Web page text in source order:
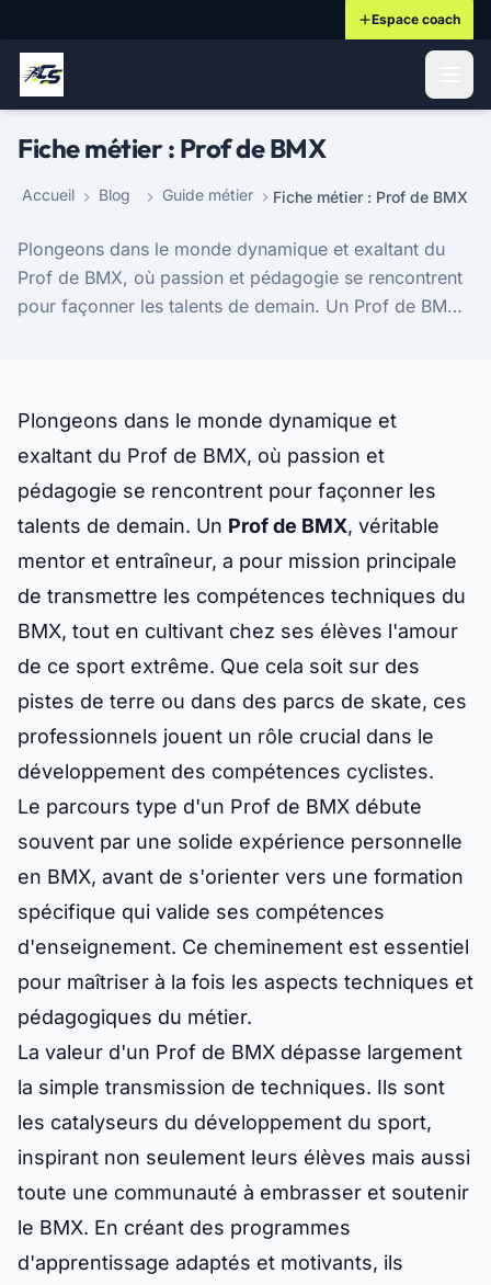
Espace coach
Fiche métier : Prof de BMX
Accueil Blog Guide métier Fiche métier : Prof de BMX
Plongeons dans le monde dynamique et exaltant du
Prof de BMX, où passion et pédagogie se rencontrent
pour façonner les talents de demain. Un Prof de BMX,
Plongeons dans le monde dynamique et
exaltant du Prof de BMX, où passion et
pédagogie se rencontrent pour façonner les
talents de demain. Un Prof de BMX, véritable
mentor et entraîneur, a pour mission principale
de transmettre les compétences techniques du
BMX, tout en cultivant chez ses élèves l'amour
de ce sport extrême. Que cela soit sur des
pistes de terre ou dans des parcs de skate, ces
professionnels jouent un rôle crucial dans le
développement des compétences cyclistes.
Le parcours type d'un Prof de BMX débute
souvent par une solide expérience personnelle
en BMX, avant de s'orienter vers une formation
spécifique qui valide ses compétences
d'enseignement. Ce cheminement est essentiel
pour maîtriser à la fois les aspects techniques et
pédagogiques du métier.
La valeur d'un Prof de BMX dépasse largement
la simple transmission de techniques. Ils sont
les catalyseurs du développement du sport,
inspirant non seulement leurs élèves mais aussi
toute une communauté à embrasser et soutenir
le BMX. En créant des programmes
d'apprentissage adaptés et motivants, ils